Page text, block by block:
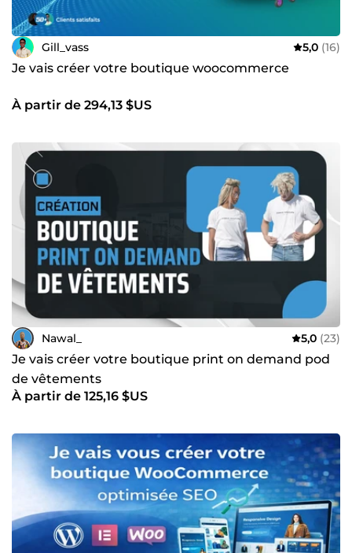
Gill_vass 5,0 (16)
Je vais créer votre boutique woocommerce
À partir de 294,13 $US
Nawal_ 5,0 (23)
Je vais créer votre boutique print on demand pod
de vêtements
À partir de 125,16 $US